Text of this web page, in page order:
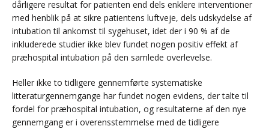
dårligere resultat for patienten end dels enklere interventioner
med henblik på at sikre patientens luftveje, dels udskydelse af
intubation til ankomst til sygehuset, idet der i 90 % af de
inkluderede studier ikke blev fundet nogen positiv effekt af
præhospital intubation på den samlede overlevelse.
Heller ikke to tidligere gennemførte systematiske
litteraturgennemgange har fundet nogen evidens, der talte til
fordel for præhospital intubation, og resultaterne af den nye
gennemgang er i overensstemmelse med de tidligere